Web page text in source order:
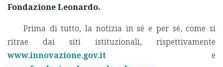
Fondazione Leonardo.
Prima di tutto, la notizia in sé e per sé, come si
ritrae dai siti istituzionali, rispettivamente
www.innovazione.gov.it e